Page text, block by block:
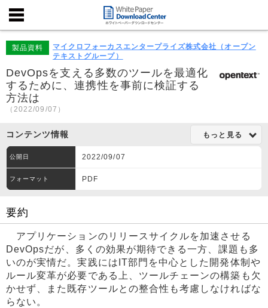
製品資料
マイクロフォーカスエンタープライズ株式会社（オープン
テキストグループ）
DevOpsを支える多数のツールを最適化
するために、連携性を事前に検証する
方法は
（2022/09/07）
コンテンツ情報 もっと見る
公開日 2022/09/07
フォーマット PDF
要約
アプリケーションのリリースサイクルを加速させる
DevOpsだが、多くの効果が期待できる一方、課題も多
いのが実情だ。実践にはIT部門を中心とした開発体制や
ルール変革が必要である上、ツールチェーンの構築も欠
かせず、また既存ツールとの整合性も考慮しなければな
らない。